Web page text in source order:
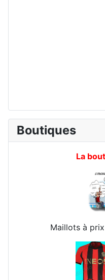
Boutiques
La
Maillots à